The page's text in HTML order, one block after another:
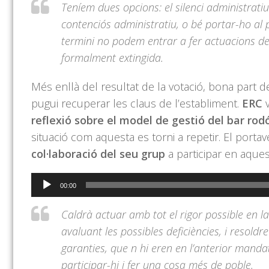
Teníem dues opcions: el silenci
contenciós administratiu, o bé portar-ho al
termini no podem entrar a fer actuacions
formalment extingida.
Més enllà del resultat de la votació, bona part
pugui recuperar les claus de l’establiment. ERC
reflexió sobre el model de gestió del bar
situació com aquesta es torni a repetir. El
col·laboració del seu grup a participar en
Reproductor
d'àudio
00:00
Caldrà actuar amb tot el rigor possible en
avaluant les possibles deficiències, i
garanties, que n hi eren en l’anterior
participar-hi i fer una cosa més de poble.